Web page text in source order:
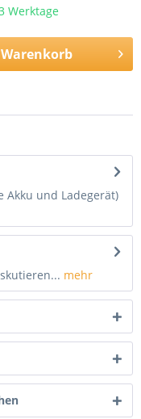
Werktage
Warenkorb
Akku und Ladegerät)
mehr